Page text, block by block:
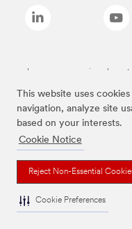
This website uses
navigation, analyze site
based on your interests.
Cookie Notice
Reject Non-Essential
Cookie Preferences
Las marcas mencionadas